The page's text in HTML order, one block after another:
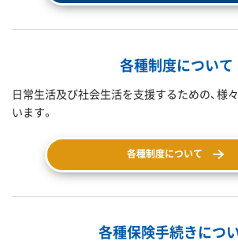
各種制度について
日常生活及び社会生活を支援するための、様
います。
各種制度について
各種保険手続きにつ